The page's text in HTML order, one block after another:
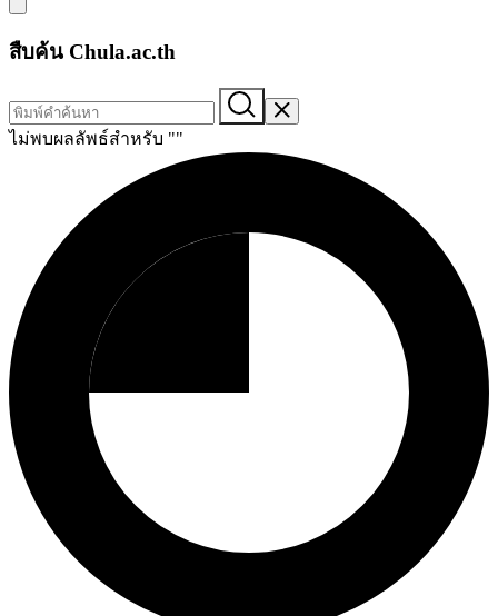
สืบค้น Chula.ac.th
ไม่พบผลลัพธ์สำหรับ ""